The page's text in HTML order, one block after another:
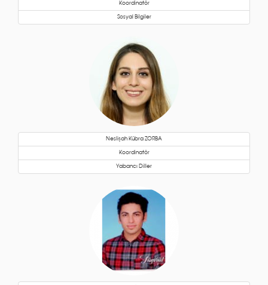
Koordinatör
Sosyal Bilgiler
Neslişah Kübra ZORBA
Koordinatör
Yabancı Diller